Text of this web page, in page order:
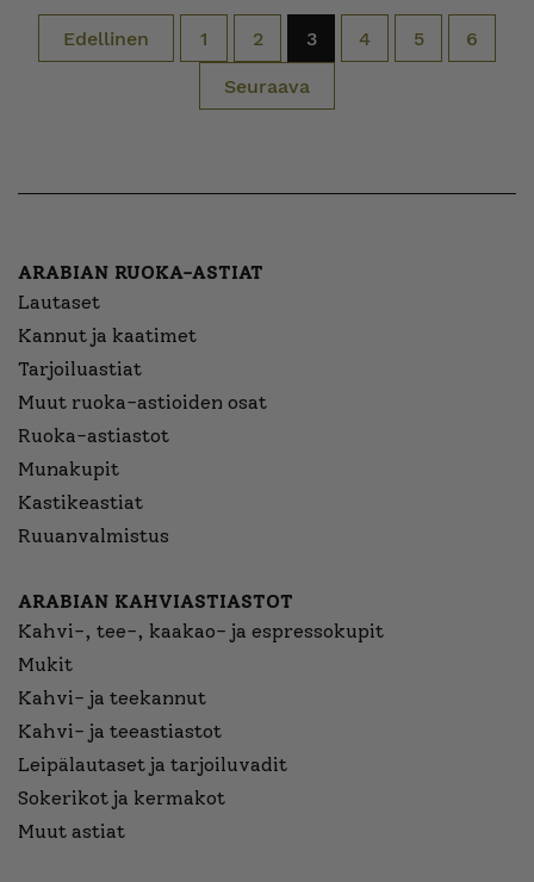
Edellinen 1 2 3 4 5 6
Seuraava
ARABIAN RUOKA-ASTIAT
Lautaset
Kannut ja kaatimet
Tarjoiluastiat
Muut ruoka-astioiden osat
Ruoka-astiastot
Munakupit
Kastikeastiat
Ruuanvalmistus
ARABIAN KAHVIASTIASTOT
Kahvi-, tee-, kaakao- ja espressokupit
Mukit
Kahvi- ja teekannut
Kahvi- ja teeastiastot
Leipälautaset ja tarjoiluvadit
Sokerikot ja kermakot
Muut astiat